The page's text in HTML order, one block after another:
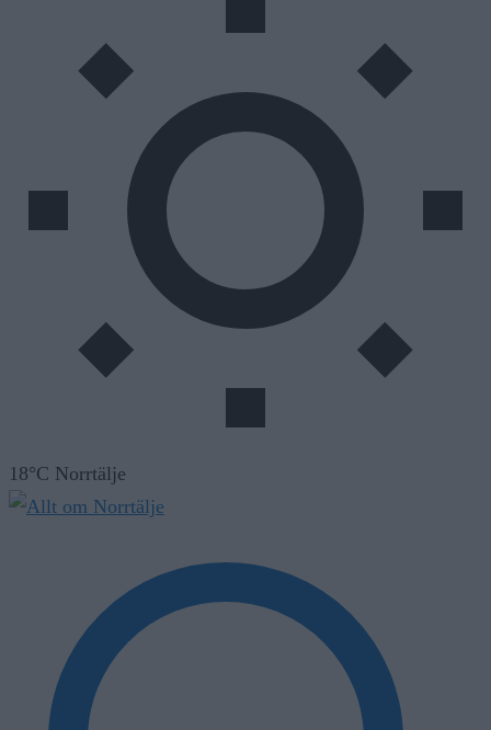
18°C Norrtälje